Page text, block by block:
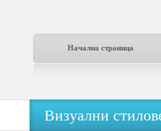
Начална страница
Визуални